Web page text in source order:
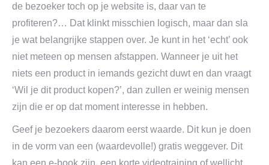
de bezoeker toch op je website is, daar van te
profiteren?… Dat klinkt misschien logisch, maar dan sla
je wat belangrijke stappen over. Je kunt in het ‘echt’ ook
niet meteen op mensen afstappen. Wanneer je uit het
niets een product in iemands gezicht duwt en dan vraagt
‘Wil je dit product kopen?’, dan zullen er weinig mensen
zijn die er op dat moment interesse in hebben.
Geef je bezoekers daarom eerst waarde. Dit kun je doen
in de vorm van een (waardevolle!) gratis weggever. Dit
kan een e-book zijn, een korte videotraining of wellicht